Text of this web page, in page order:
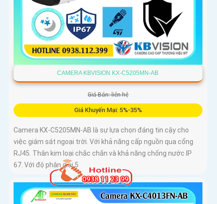
CAMERA KBVISION KX-C5205MN-AB
Giá Bán: liên hệ
Giá Khuyến Mại: 5%-35%
Camera KX-C5205MN-AB là sự lựa chọn đáng tin cậy cho
việc giám sát ngoại trời. Với khả năng cấp nguồn qua cổng
RJ45. Thân kim loại chắc chắn và khả năng chống nước IP
67. Với độ phân giải 5